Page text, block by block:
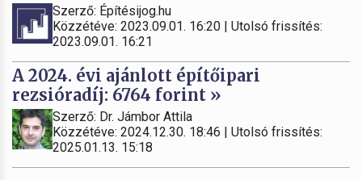
Szerző: Építésijog.hu
Közzétéve: 2023.09.01. 16:20 | Utolsó frissítés:
2023.09.01. 16:21
A 2024. évi ajánlott építőipari
rezsióradíj: 6764 forint »
Szerző: Dr. Jámbor Attila
Közzétéve: 2024.12.30. 18:46 | Utolsó frissítés:
2025.01.13. 15:18